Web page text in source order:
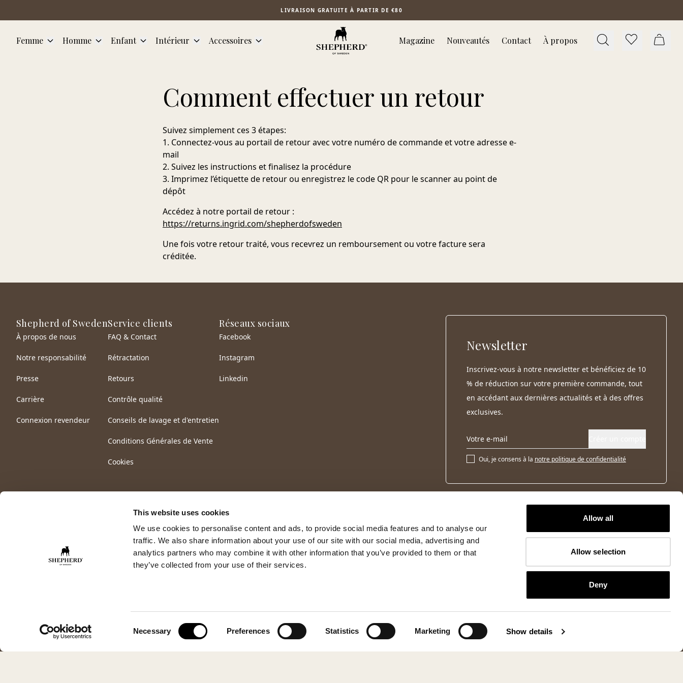
This website uses cookies
We use cookies to personalise content and ads, to provide social media features and to analyse our
traffic. We also share information about your use of our site with our social media, advertising and
analytics partners who may combine it with other information that you’ve provided to them or that
they’ve collected from your use of their services.
Necessary Preferences Statistics Marketing Show details
Allow all
Allow selection
Deny
LIVRAISON GRATUITE À PARTIR DE €80
Femme Homme Enfant Intérieur Accessoires Magazine Nouveautés Contact À propos
Comment effectuer un retour
Suivez simplement ces 3 étapes:
1. Connectez-vous au portail de retour avec votre numéro de commande et votre adresse e-
mail
2. Suivez les instructions et finalisez la procédure
3. Imprimez l’étiquette de retour ou enregistrez le code QR pour le scanner au point de
dépôt
Accédez à notre portail de retour :
https://returns.ingrid.com/shepherdofsweden
Une fois votre retour traité, vous recevrez un remboursement ou votre facture sera
créditée.
Shepherd of Sweden
À propos de nous
Notre responsabilité
Presse
Carrière
Connexion revendeur
Service clients
FAQ & Contact
Rétractation
Retours
Contrôle qualité
Conseils de lavage et d'entretien
Conditions Générales de Vente
Cookies
Réseaux sociaux
Facebook
Instagram
Linkedin
Newsletter
Inscrivez-vous à notre newsletter et bénéficiez de 10
% de réduction sur votre première commande, tout
en accédant aux dernières actualités et à des offres
exclusives.
Oui, je consens à la notre politique de confidentialité
© 2026 Shepherd of Sweden